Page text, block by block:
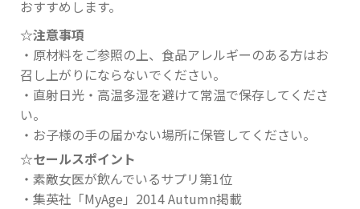
おすすめします。
☆注意事項
・原材料をご参照の上、食品アレルギーのある方はお
召し上がりにならないでください。
・直射日光・高温多湿を避けて常温で保存してくださ
い。
・お子様の手の届かない場所に保管してください。
☆セールスポイント
・素敵女医が飲んでいるサプリ第1位
・集英社「MyAge」2014 Autumn掲載